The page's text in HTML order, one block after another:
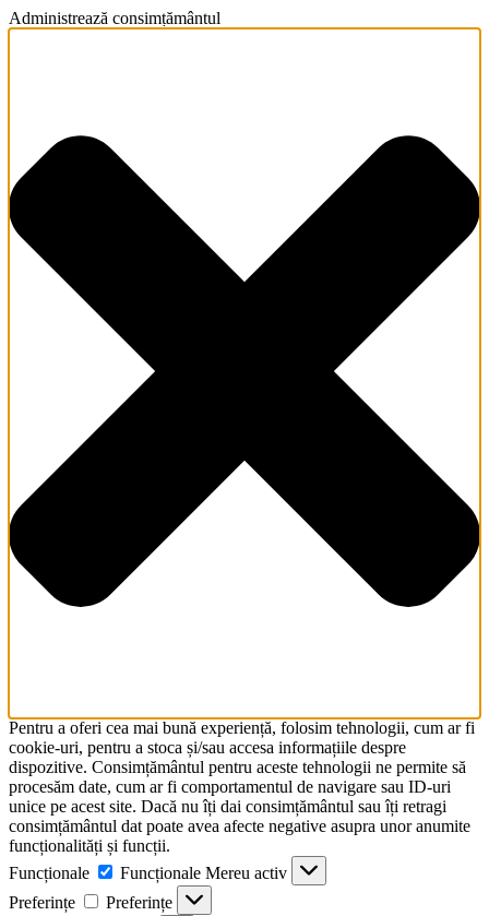
Administrează consimțământul
Pentru a oferi cea mai bună experiență, folosim tehnologii, cum ar fi
cookie-uri, pentru a stoca și/sau accesa informațiile despre
dispozitive. Consimțământul pentru aceste tehnologii ne permite să
procesăm date, cum ar fi comportamentul de navigare sau ID-uri
unice pe acest site. Dacă nu îți dai consimțământul sau îți retragi
consimțământul dat poate avea afecte negative asupra unor anumite
funcționalități și funcții.
Funcționale
Funcționale Mereu activ
Preferințe
Preferințe